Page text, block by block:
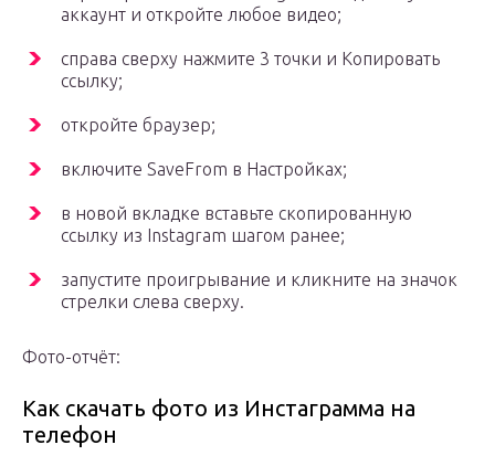
аккаунт и откройте любое видео;
справа сверху нажмите 3 точки и Копировать
ссылку;
откройте браузер;
включите SaveFrom в Настройках;
в новой вкладке вставьте скопированную
ссылку из Instagram шагом ранее;
запустите проигрывание и кликните на значок
стрелки слева сверху.
Фото-отчёт:
Как скачать фото из Инстаграмма на
телефон